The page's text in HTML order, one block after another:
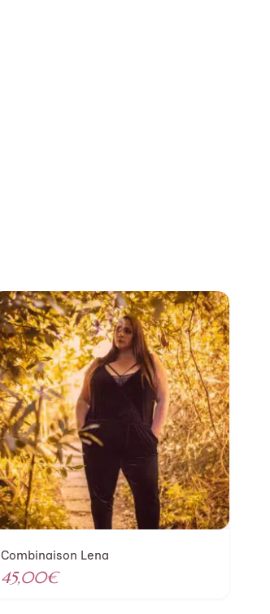
Combinaison Lena
45,00€